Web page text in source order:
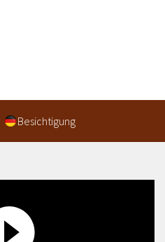
Besichtigung